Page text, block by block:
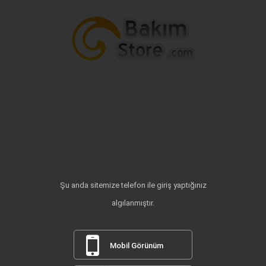
Şu anda sitemize telefon ile giriş yaptığınız
algılanmıştır.
Mobil Görünüm